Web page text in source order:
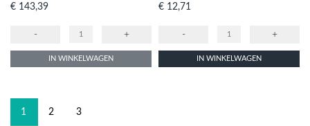
Prijs
€ 143,39
- +
IN WINKELWAGEN
Prijs
€ 12,71
- +
IN WINKELWAGEN
1 2 3